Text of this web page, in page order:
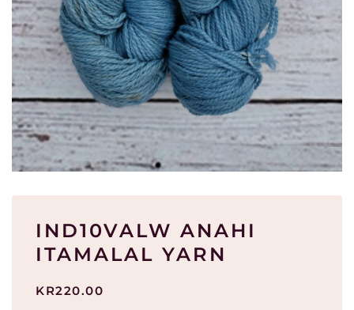
IND10VALW ANAHI
ITAMALAL YARN
KR220.00